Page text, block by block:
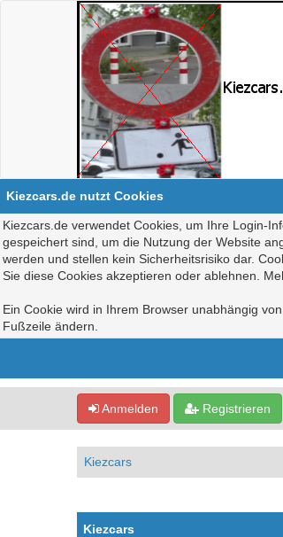
Kiezcars.de nutzt Cookies
Kiezcars.de verwendet Cookies, um Ihre Login-
gespeichert sind, um die Nutzung der Website
werden und stellen kein Sicherheitsrisiko dar.
Sie diese Cookies akzeptieren oder ablehnen.
Ein Cookie wird in Ihrem Browser unabhängig
Fußzeile ändern.
Anmelden Registrieren
Kiezcars
Kiezcars